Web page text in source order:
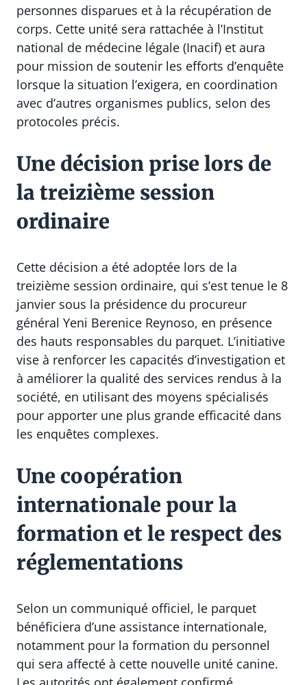
personnes disparues et à la récupération de
corps. Cette unité sera rattachée à l’Institut
national de médecine légale (Inacif) et aura
pour mission de soutenir les efforts d’enquête
lorsque la situation l’exigera, en coordination
avec d’autres organismes publics, selon des
protocoles précis.
Une décision prise lors de
la treizième session
ordinaire
Cette décision a été adoptée lors de la
treizième session ordinaire, qui s’est tenue le 8
janvier sous la présidence du procureur
général Yeni Berenice Reynoso, en présence
des hauts responsables du parquet. L’initiative
vise à renforcer les capacités d’investigation et
à améliorer la qualité des services rendus à la
société, en utilisant des moyens spécialisés
pour apporter une plus grande efficacité dans
les enquêtes complexes.
Une coopération
internationale pour la
formation et le respect des
réglementations
Selon un communiqué officiel, le parquet
bénéficiera d’une assistance internationale,
notamment pour la formation du personnel
qui sera affecté à cette nouvelle unité canine.